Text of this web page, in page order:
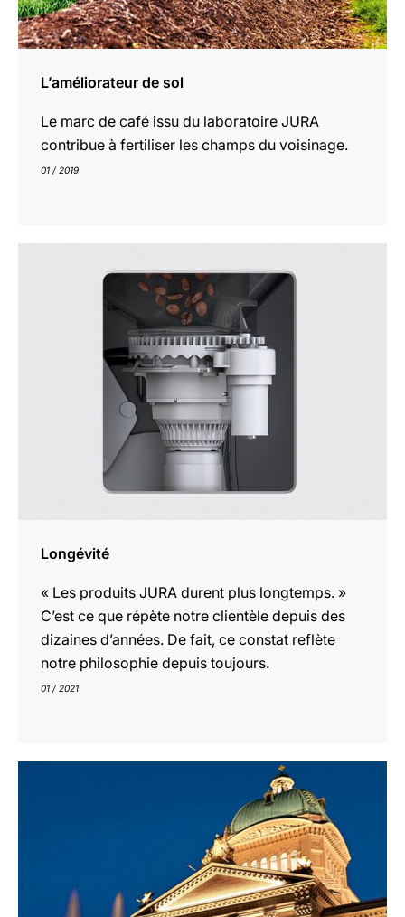
L’améliorateur de sol
Le marc de café issu du laboratoire JURA
contribue à fertiliser les champs du voisinage.
01 / 2019
Longévité
« Les produits JURA durent plus longtemps. »
C’est ce que répète notre clientèle depuis des
dizaines d’années. De fait, ce constat reflète
notre philosophie depuis toujours.
01 / 2021